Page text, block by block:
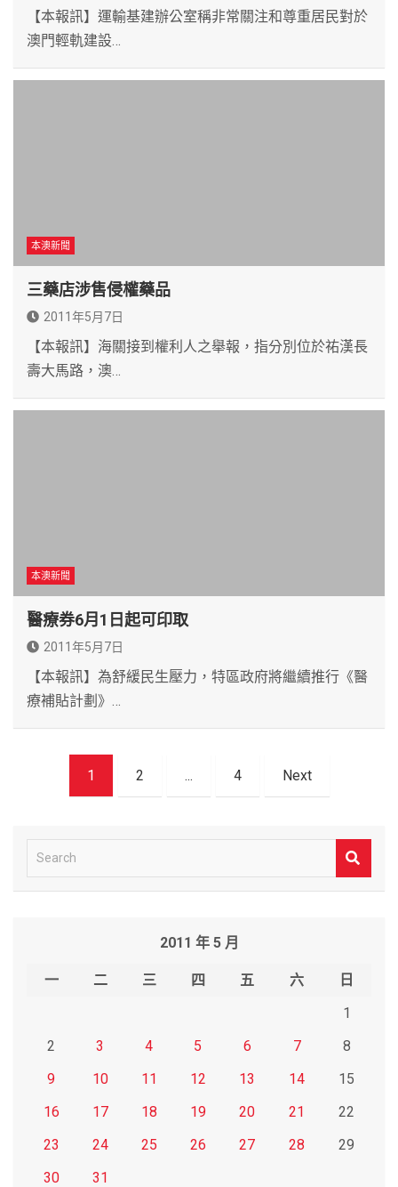
【本報訊】運輸基建辦公室稱非常關注和尊重居民對於
澳門輕軌建設…
本澳新聞
三藥店涉售侵權藥品
2011年5月7日
【本報訊】海關接到權利人之舉報，指分別位於祐漢長
壽大馬路，澳…
本澳新聞
醫療券6月1日起可印取
2011年5月7日
【本報訊】為舒緩民生壓力，特區政府將繼續推行《醫
療補貼計劃》…
1 2 ... 4 Next
e
2011 年 5 月
一 二 三 四 五 六
日
1
2
3 4 5 6 7
8
9
10 11 12 13 14
15
16
17 18 19 20 21
22
23
24 25 26 27 28
29
30
31